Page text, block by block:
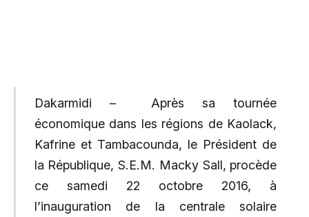
Dakarmidi –
Après sa tournée
économique dans les régions de Kaolack,
Kafrine et Tambacounda, le Président de
la République, S.E.M. Macky Sall, procède
ce samedi 22 octobre 2016, à
l’inauguration de la centrale solaire